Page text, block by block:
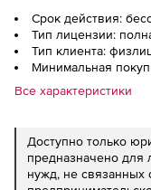
Срок действия:
Тип лицензии:
Тип клиента:
Минимальная
Все характеристики
Доступно только
предназначено
нужд, не связанных